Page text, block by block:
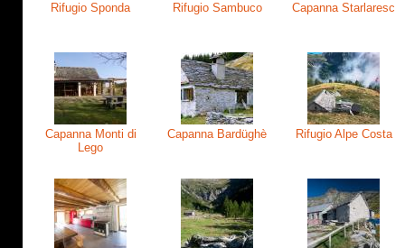
Rifugio Sponda Rifugio Sambuco Capanna Starlaresc
Capanna Monti di
Lego
Capanna Bardüghè Rifugio Alpe Costa